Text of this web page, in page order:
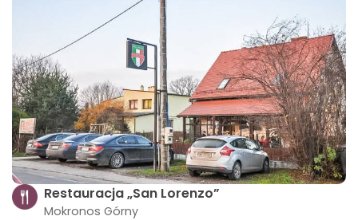
Restauracja „San Lorenzo”
Mokronos Górny